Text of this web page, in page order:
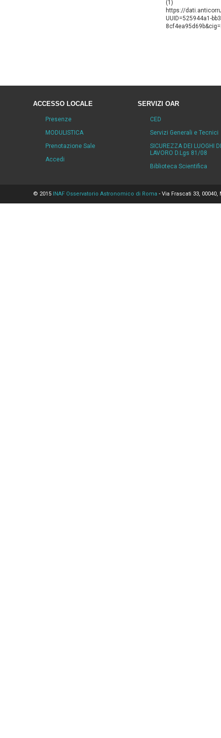
(1)
https://
UUID=525944a1-
ACCESSO LOCALE
Presenze
MODULISTICA
Prenotazione Sale
Accedi
SERVIZI OAR
CED
Servizi Generali e Tecnici
SICUREZZA DEI LUOGHI DI
LAVORO D.Lgs 81/08
Biblioteca Scientifica
© 2015 INAF Osservatorio Astronomico di Roma - Via Frascati 33,